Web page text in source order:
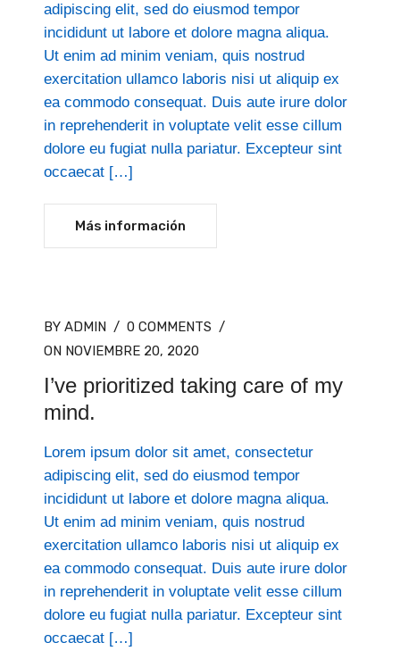
adipiscing elit, sed do eiusmod tempor
incididunt ut labore et dolore magna aliqua.
Ut enim ad minim veniam, quis nostrud
exercitation ullamco laboris nisi ut aliquip ex
ea commodo consequat. Duis aute irure dolor
in reprehenderit in voluptate velit esse cillum
dolore eu fugiat nulla pariatur. Excepteur sint
occaecat […]
Más información
BY ADMIN / 0 COMMENTS /
ON NOVIEMBRE 20, 2020
I’ve prioritized taking care of my
mind.
Lorem ipsum dolor sit amet, consectetur
adipiscing elit, sed do eiusmod tempor
incididunt ut labore et dolore magna aliqua.
Ut enim ad minim veniam, quis nostrud
exercitation ullamco laboris nisi ut aliquip ex
ea commodo consequat. Duis aute irure dolor
in reprehenderit in voluptate velit esse cillum
dolore eu fugiat nulla pariatur. Excepteur sint
occaecat […]